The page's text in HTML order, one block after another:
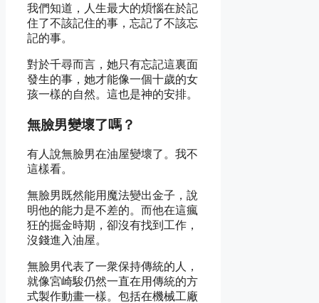
我們知道，人生最大的煩惱在於記
住了不該記住的事，忘記了不該忘
記的事。
對於千尋而言，她只有忘記這裏面
發生的事，她才能像一個十歲的女
孩一樣的自然。這也是神的安排。
無臉男變壞了嗎？
有人說無臉男在油屋變壞了。我不
這樣看。
無臉男既然能用魔法變出金子，說
明他的能力是不差的。而他在這瘋
狂的掘金時期，卻沒有找到工作，
沒錢進入油屋。
無臉男代表了一衆保持傳統的人，
就像宮崎駿仍然一直在用傳統的方
式製作動畫一樣。包括在機械工廠